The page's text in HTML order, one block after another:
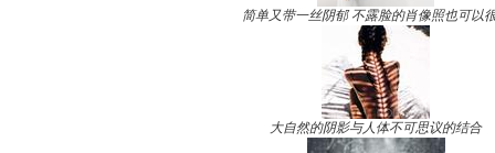
简单又带一丝阴郁 不露脸的肖像照也可以
大自然的阴影与人体不可思议的结合